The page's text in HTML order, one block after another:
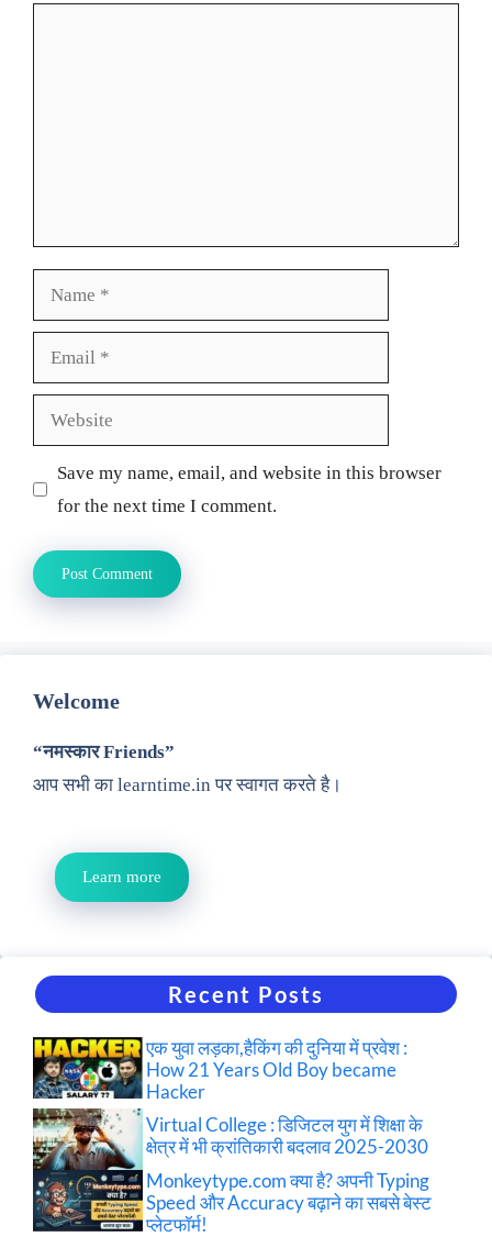
Website
Save my name, email, and website in this browser
for the next time I comment.
Welcome
“नमस्कार Friends”
आप सभी का learntime.in पर स्वागत करते है।
Learn more
Recent Posts
एक युवा लड़का,हैकिंग की दुनिया में प्रवेश :
How 21 Years Old Boy became
Hacker
Virtual College : डिजिटल युग में शिक्षा के
क्षेत्र में भी क्रांतिकारी बदलाव 2025-2030
Monkeytype.com क्या है? अपनी Typing
Speed और Accuracy बढ़ाने का सबसे बेस्ट
प्लेटफॉर्म!